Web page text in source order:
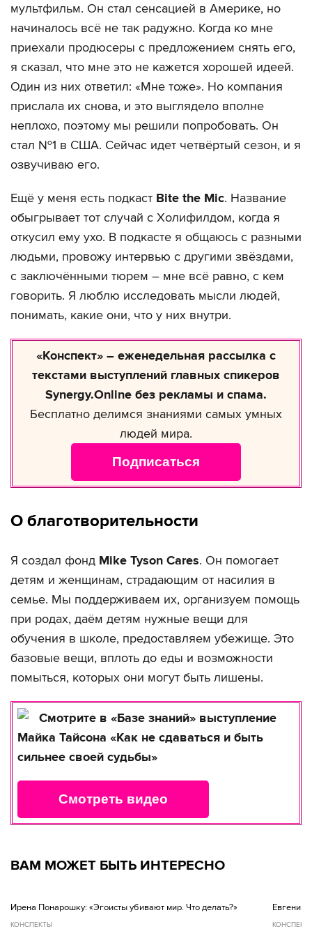
мультфильм. Он стал сенсацией в Америке, но
начиналось всё не так радужно. Когда ко мне
приехали продюсеры с предложением снять его,
я сказал, что мне это не кажется хорошей идеей.
Один из них ответил: «Мне тоже». Но компания
прислала их снова, и это выглядело вполне
неплохо, поэтому мы решили попробовать. Он
стал №1 в США. Сейчас идет четвёртый сезон, и я
озвучиваю его.
Ещё у меня есть подкаст Bite the Mic. Название
обыгрывает тот случай с Холифилдом, когда я
откусил ему ухо. В подкасте я общаюсь с разными
людьми, провожу интервью с другими звёздами,
с заключёнными тюрем – мне всё равно, с кем
говорить. Я люблю исследовать мысли людей,
понимать, какие они, что у них внутри.
«Конспект» – еженедельная рассылка с
текстами выступлений главных спикеров
Synergy.Online без рекламы и спама.
Бесплатно делимся знаниями самых умных
людей мира.
Подписаться
О благотворительности
Я создал фонд Mike Tyson Cares. Он помогает
детям и женщинам, страдающим от насилия в
семье. Мы поддерживаем их, организуем помощь
при родах, даём детям нужные вещи для
обучения в школе, предоставляем убежище. Это
базовые вещи, вплоть до еды и возможности
помыться, которых они могут быть лишены.
Смотрите в «Базе знаний» выступление
Майка Тайсона «Как не сдаваться и быть
сильнее своей судьбы»
Смотреть видео
ВАМ МОЖЕТ БЫТЬ ИНТЕРЕСНО
Ирена Понарошку: «Эгоисты убивают мир. Что делать?»
КОНСПЕКТЫ
Евгений